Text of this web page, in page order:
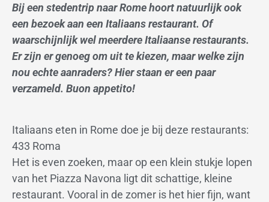
Bij een stedentrip naar Rome hoort natuurlijk ook
een bezoek aan een Italiaans restaurant. Of
waarschijnlijk wel meerdere Italiaanse restaurants.
Er zijn er genoeg om uit te kiezen, maar welke zijn
nou echte aanraders? Hier staan er een paar
verzameld. Buon appetito!
Italiaans eten in Rome doe je bij deze restaurants:
433 Roma
Het is even zoeken, maar op een klein stukje lopen
van het Piazza Navona ligt dit schattige, kleine
restaurant. Vooral in de zomer is het hier fijn, want